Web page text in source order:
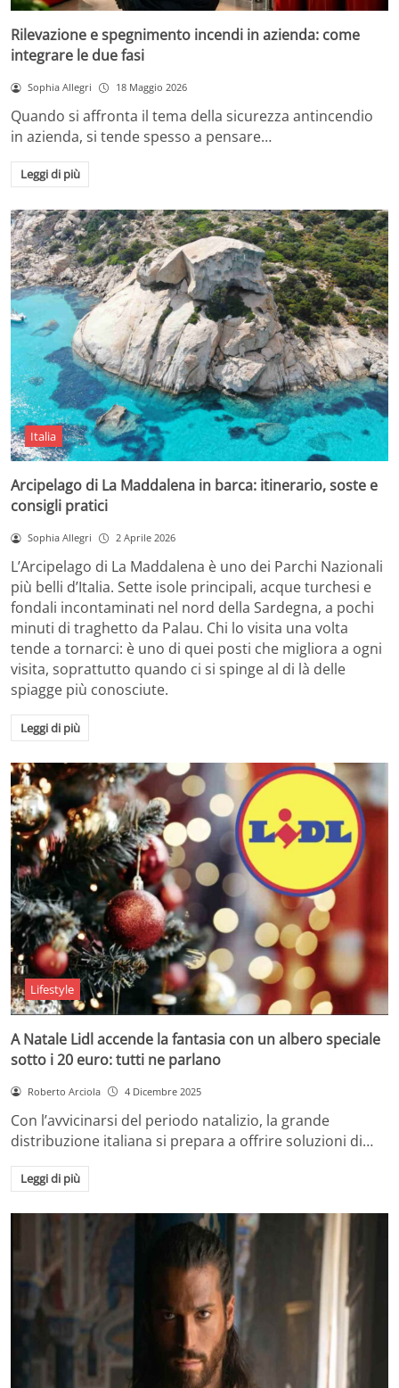
Rilevazione e spegnimento incendi in azienda: come
integrare le due fasi
Sophia Allegri 18 Maggio 2026
Quando si affronta il tema della sicurezza antincendio
in azienda, si tende spesso a pensare…
Leggi di più
Italia
Arcipelago di La Maddalena in barca: itinerario, soste e
consigli pratici
Sophia Allegri 2 Aprile 2026
L’Arcipelago di La Maddalena è uno dei Parchi Nazionali
più belli d’Italia. Sette isole principali, acque turchesi e
fondali incontaminati nel nord della Sardegna, a pochi
minuti di traghetto da Palau. Chi lo visita una volta
tende a tornarci: è uno di quei posti che migliora a ogni
visita, soprattutto quando ci si spinge al di là delle
spiagge più conosciute.
Leggi di più
Lifestyle
A Natale Lidl accende la fantasia con un albero speciale
sotto i 20 euro: tutti ne parlano
Roberto Arciola 4 Dicembre 2025
Con l’avvicinarsi del periodo natalizio, la grande
distribuzione italiana si prepara a offrire soluzioni di…
Leggi di più